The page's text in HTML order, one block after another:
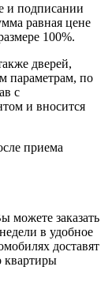
и подписании
равная цене
100%.
дверей,
параметрам, по
с
и вносится
приема
можете заказать
в удобное
доставят
квартиры